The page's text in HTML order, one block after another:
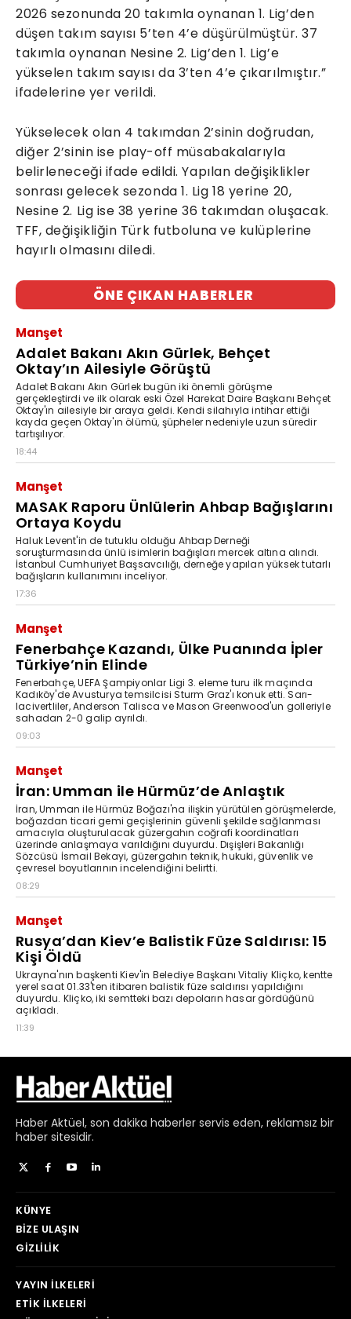
Haber Aktüel, son dakika haberler servis eden, reklamsız bir
haber sitesidir.
KÜNYE
BIZE ULAŞIN
GIZLILIK
YAYIN İLKELERI
ETIK İLKELERI